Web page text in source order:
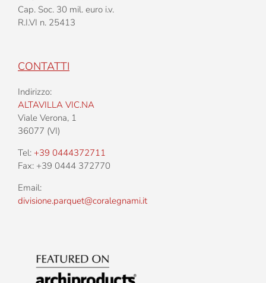
Cap. Soc. 30 mil. euro i.v.
R.I.VI n. 25413
CONTATTI
Indirizzo:
ALTAVILLA VIC.NA
Viale Verona, 1
36077 (VI)
Tel: +39 0444372711
Fax: +39 0444 372770
Email:
divisione.parquet@coralegnami.it